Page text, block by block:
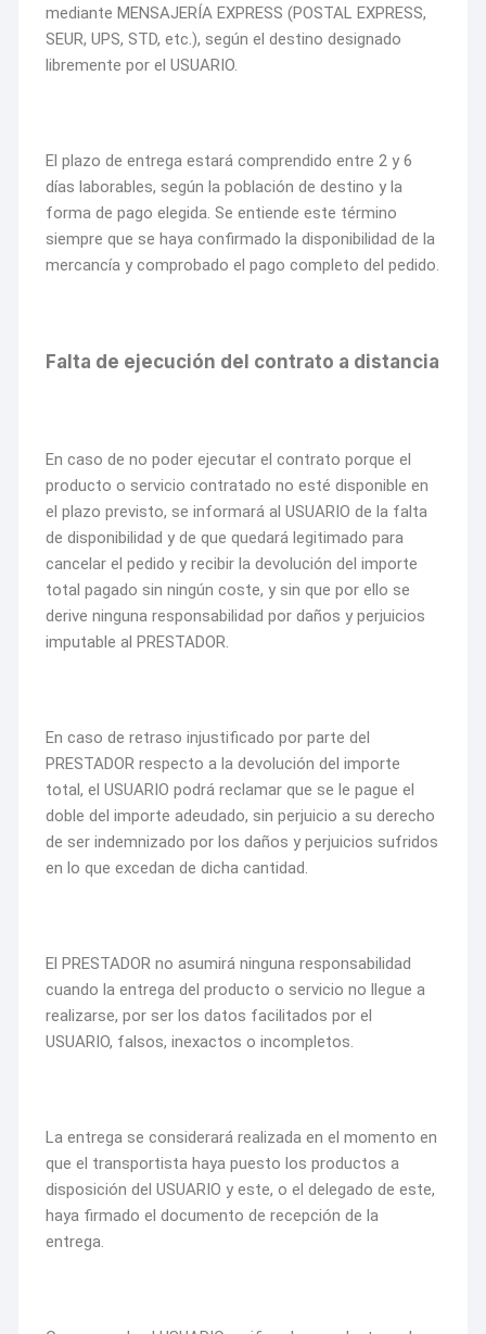
mediante MENSAJERÍA EXPRESS (POSTAL EXPRESS,
SEUR, UPS, STD, etc.), según el destino designado
libremente por el USUARIO.
El plazo de entrega estará comprendido entre 2 y 6
días laborables, según la población de destino y la
forma de pago elegida. Se entiende este término
siempre que se haya confirmado la disponibilidad de la
mercancía y comprobado el pago completo del pedido.
Falta de ejecución del contrato a distancia
En caso de no poder ejecutar el contrato porque el
producto o servicio contratado no esté disponible en
el plazo previsto, se informará al USUARIO de la falta
de disponibilidad y de que quedará legitimado para
cancelar el pedido y recibir la devolución del importe
total pagado sin ningún coste, y sin que por ello se
derive ninguna responsabilidad por daños y perjuicios
imputable al PRESTADOR.
En caso de retraso injustificado por parte del
PRESTADOR respecto a la devolución del importe
total, el USUARIO podrá reclamar que se le pague el
doble del importe adeudado, sin perjuicio a su derecho
de ser indemnizado por los daños y perjuicios sufridos
en lo que excedan de dicha cantidad.
El PRESTADOR no asumirá ninguna responsabilidad
cuando la entrega del producto o servicio no llegue a
realizarse, por ser los datos facilitados por el
USUARIO, falsos, inexactos o incompletos.
La entrega se considerará realizada en el momento en
que el transportista haya puesto los productos a
disposición del USUARIO y este, o el delegado de este,
haya firmado el documento de recepción de la
entrega.